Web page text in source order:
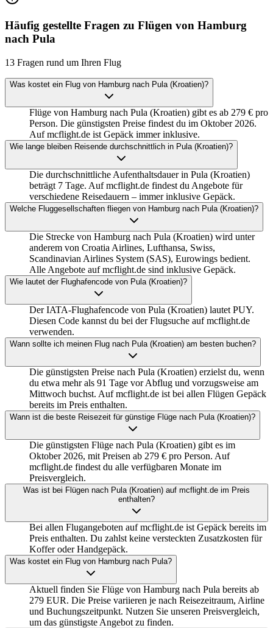
Häufig gestellte Fragen zu Flügen von Hamburg
nach Pula
13 Fragen rund um Ihren Flug
Was kostet ein Flug von Hamburg nach Pula (Kroatien)?
Flüge von Hamburg nach Pula (Kroatien) gibt es ab 279 € pro
Person. Die günstigsten Preise findest du im Oktober 2026.
Auf mcflight.de ist Gepäck immer inklusive.
Wie lange bleiben Reisende durchschnittlich in Pula (Kroatien)?
Die durchschnittliche Aufenthaltsdauer in Pula (Kroatien)
beträgt 7 Tage. Auf mcflight.de findest du Angebote für
verschiedene Reisedauern – immer inklusive Gepäck.
Welche Fluggesellschaften fliegen von Hamburg nach Pula (Kroatien)?
Die Strecke von Hamburg nach Pula (Kroatien) wird unter
anderem von Croatia Airlines, Lufthansa, Swiss,
Scandinavian Airlines System (SAS), Eurowings bedient.
Alle Angebote auf mcflight.de sind inklusive Gepäck.
Wie lautet der Flughafencode von Pula (Kroatien)?
Der IATA-Flughafencode von Pula (Kroatien) lautet PUY.
Diesen Code kannst du bei der Flugsuche auf mcflight.de
verwenden.
Wann sollte ich meinen Flug nach Pula (Kroatien) am besten buchen?
Die günstigsten Preise nach Pula (Kroatien) erzielst du, wenn
du etwa mehr als 91 Tage vor Abflug und vorzugsweise am
Mittwoch buchst. Auf mcflight.de ist bei allen Flügen Gepäck
bereits im Preis enthalten.
Wann ist die beste Reisezeit für günstige Flüge nach Pula (Kroatien)?
Die günstigsten Flüge nach Pula (Kroatien) gibt es im
Oktober 2026, mit Preisen ab 279 € pro Person. Auf
mcflight.de findest du alle verfügbaren Monate im
Preisvergleich.
Was ist bei Flügen nach Pula (Kroatien) auf mcflight.de im Preis
enthalten?
Bei allen Flugangeboten auf mcflight.de ist Gepäck bereits im
Preis enthalten. Du zahlst keine versteckten Zusatzkosten für
Koffer oder Handgepäck.
Was kostet ein Flug von Hamburg nach Pula?
Aktuell finden Sie Flüge von Hamburg nach Pula bereits ab
279 EUR. Die Preise variieren je nach Reisezeitraum, Airline
und Buchungszeitpunkt. Nutzen Sie unseren Preisvergleich,
um das günstigste Angebot zu finden.